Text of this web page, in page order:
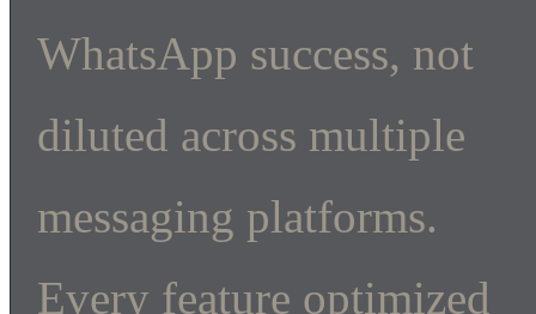
WhatsApp success, not
diluted across multiple
messaging platforms.
Every feature optimized